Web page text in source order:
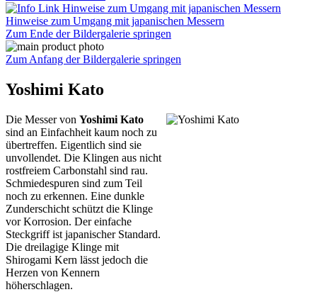
Hinweise zum Umgang mit japanischen Messern
Zum Ende der Bildergalerie springen
Zum Anfang der Bildergalerie springen
Yoshimi Kato
Die Messer von Yoshimi Kato
sind an Einfachheit kaum noch zu
übertreffen. Eigentlich sind sie
unvollendet. Die Klingen aus nicht
rostfreiem Carbonstahl sind rau.
Schmiedespuren sind zum Teil
noch zu erkennen. Eine dunkle
Zunderschicht schützt die Klinge
vor Korrosion. Der einfache
Steckgriff ist japanischer Standard.
Die dreilagige Klinge mit
Shirogami Kern lässt jedoch die
Herzen von Kennern
höherschlagen.